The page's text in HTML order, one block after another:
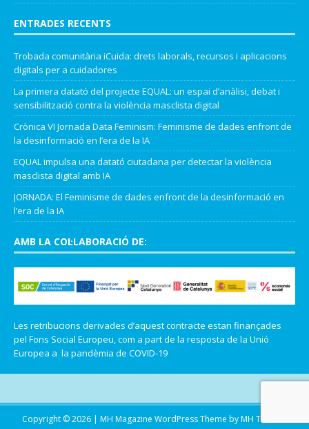
ENTRADES RECENTS
Trobada comunitària iCuida: drets laborals, recursos i aplicacions
digitals per a cuidadores
La primera datató del projecte EQUAL: un espai d’anàlisi, debat i
sensibilització contra la violència masclista digital
Crònica VI Jornada Data Feminism: Feminisme de dades enfront de
la desinformació en l’era de la IA
EQUAL impulsa una datató ciutadana per detectar la violència
masclista digital amb IA
JORNADA: El Feminisme de dades enfront de la desinformació en
l’era de la IA
AMB LA COL·LABORACIÓ DE:
Les retribucions derivades d’aquest contracte estan finançades
pel Fons Social Europeu, com a part de la resposta de la Unió
Europea a la pandèmia de COVID-19
Copyright © 2026 | MH Magazine WordPress Theme byMH Themes